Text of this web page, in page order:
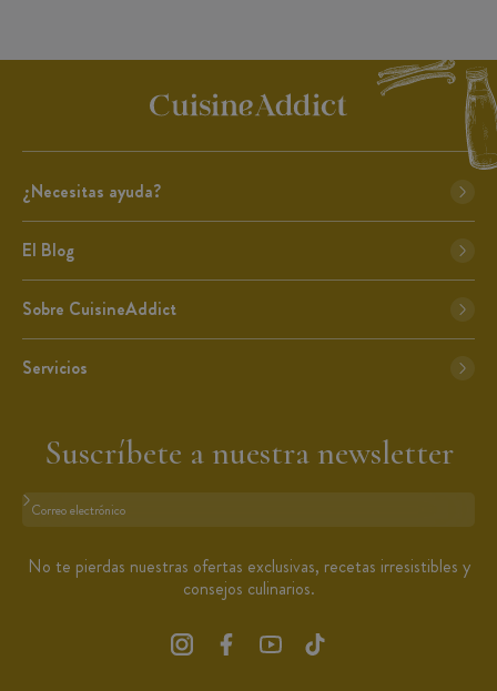
¿Necesitas ayuda?
El Blog
Sobre CuisineAddict
Servicios
Suscríbete a nuestra newsletter
Formato: dirección@email.com
No te pierdas nuestras ofertas exclusivas, recetas irresistibles y
consejos culinarios.